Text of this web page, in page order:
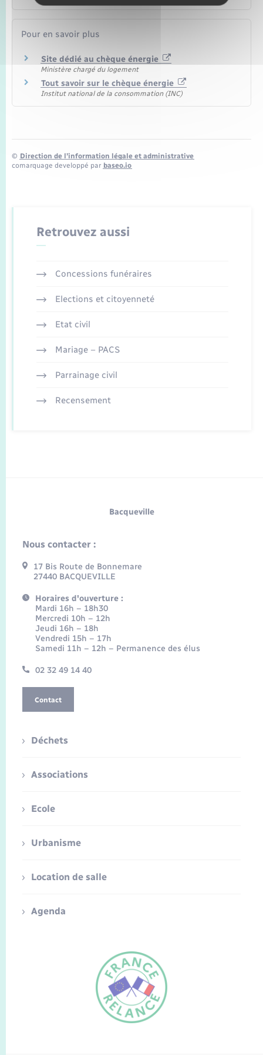
FR
Pour en savoir plus
Site dédié au chèque énergie
Ministère chargé du logement
Tout savoir sur le chèque énergie
Institut national de la consommation (INC)
© Direction de l’information légale et administrative
comarquage developpé par baseo.io
Retrouvez aussi
Concessions funéraires
Elections et citoyenneté
Etat civil
Mariage – PACS
Parrainage civil
Recensement
Bacqueville
Nous contacter :
17 Bis Route de Bonnemare
27440 BACQUEVILLE
Horaires d'ouverture :
Mardi 16h – 18h30
Mercredi 10h – 12h
Jeudi 16h – 18h
Vendredi 15h – 17h
Samedi 11h – 12h – Permanence des élus
02 32 49 14 40
Contact
Déchets
Associations
Ecole
Urbanisme
Location de salle
Agenda